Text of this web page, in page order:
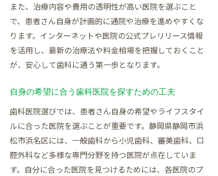
また、治療内容や費用の透明性が高い医院を選ぶこと
で、患者さん自身が計画的に通院や治療を進めやすくな
ります。インターネットや医院の公式プレリリース情報
を活用し、最新の治療法や料金相場を把握しておくこと
が、安心して歯科に通う第一歩となります。
自身の希望に合う歯科医院を探すための工夫
歯科医院選びでは、患者さん自身の希望やライフスタイ
ルに合った医院を選ぶことが重要です。静岡県静岡市浜
松市浜名区には、一般歯科から小児歯科、審美歯科、口
腔外科など多様な専門分野を持つ医院が点在していま
す。自分に合った医院を見つけるためには、各医院のプ